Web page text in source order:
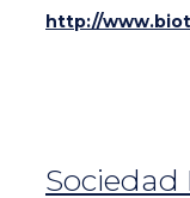
http://
Sociedad